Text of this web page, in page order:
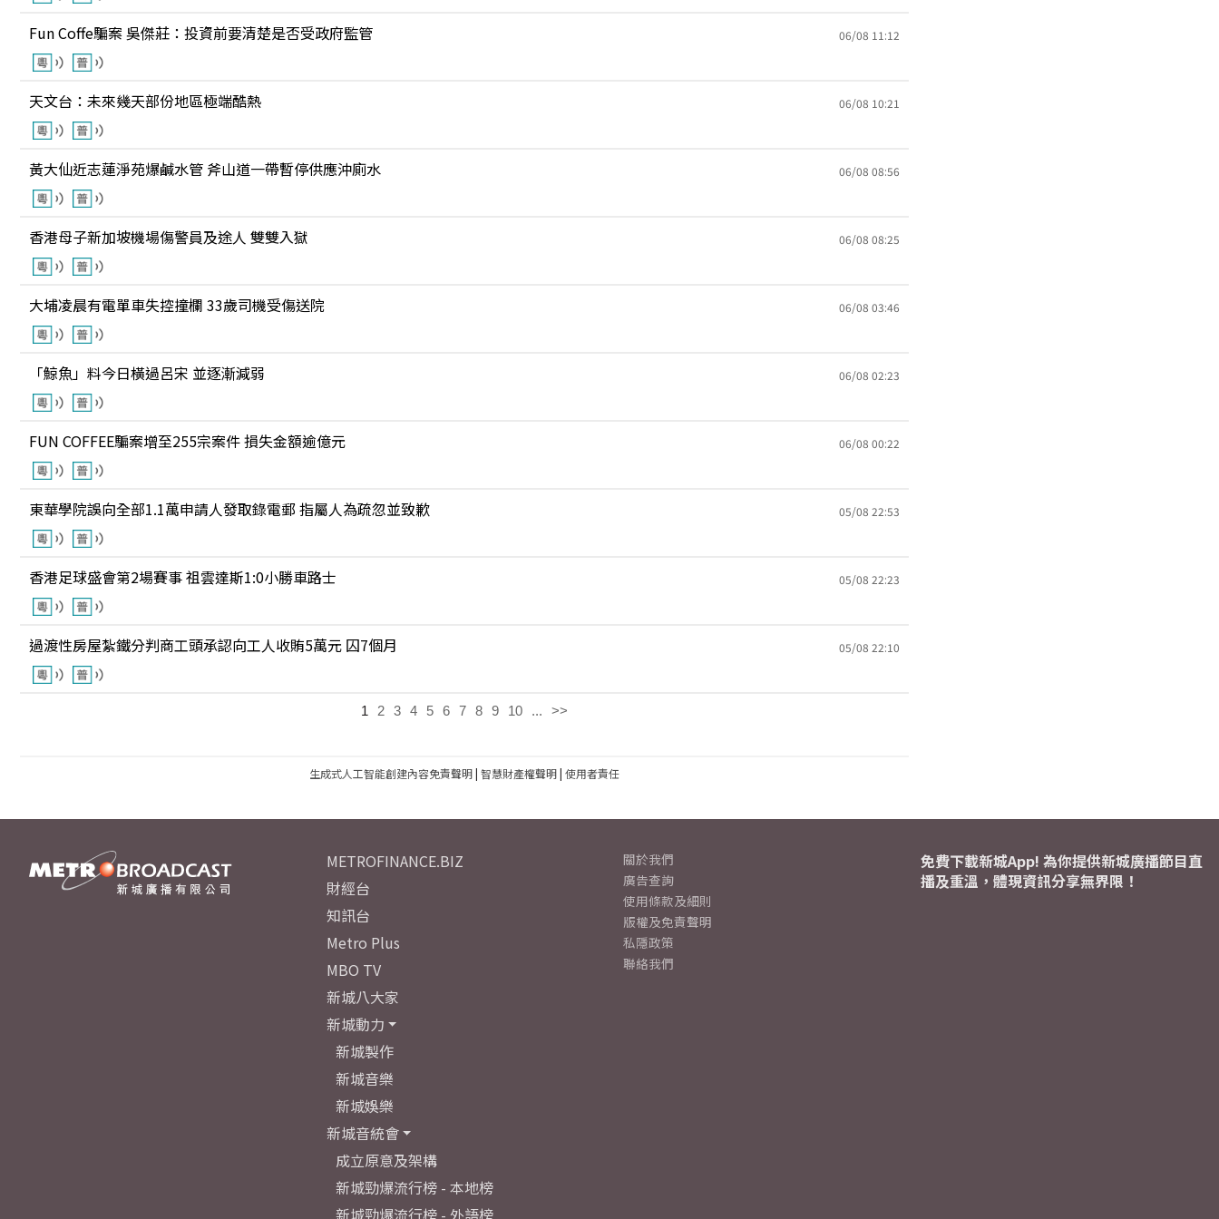
Fun Coffe騙案 吳傑莊：投資前要清楚是否受政府監管 06/08 11:12
天文台：未來幾天部份地區極端酷熱 06/08 10:21
黃大仙近志蓮淨苑爆鹹水管 斧山道一帶暫停供應沖廁水 06/08 08:56
香港母子新加坡機場傷警員及途人 雙雙入獄 06/08 08:25
大埔凌晨有電單車失控撞欄 33歲司機受傷送院 06/08 03:46
「鯨魚」料今日橫過呂宋 並逐漸減弱 06/08 02:23
FUN COFFEE騙案增至255宗案件 損失金額逾億元 06/08 00:22
東華學院誤向全部1.1萬申請人發取錄電郵 指屬人為疏忽並致歉 05/08 22:53
香港足球盛會第2場賽事 祖雲達斯1:0小勝車路士 05/08 22:23
過渡性房屋紮鐵分判商工頭承認向工人收賄5萬元 囚7個月 05/08 22:10
1 2 3 4 5 6 7 8 9 10 ... >>
生成式人工智能創建內容免責聲明| 智慧財產權聲明| 使用者責任
METROFINANCE.BIZ
財經台
知訊台
Metro Plus
MBO TV
新城八大家
新城動力
新城製作
新城音樂
新城娛樂
新城音統會
成立原意及架構
新城勁爆流行榜 - 本地榜
新城勁爆流行榜 - 外語榜
關於我們
廣告查詢
使用條款及細則
版權及免責聲明
私隱政策
聯絡我們
免費下載新城App! 為你提供新城廣播節目直
播及重溫，體現資訊分享無界限！